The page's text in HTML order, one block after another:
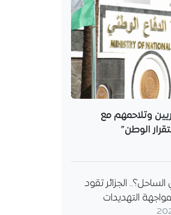
وتلاحمهم مع
الوطن”
الجزائر تقود
التهديدات